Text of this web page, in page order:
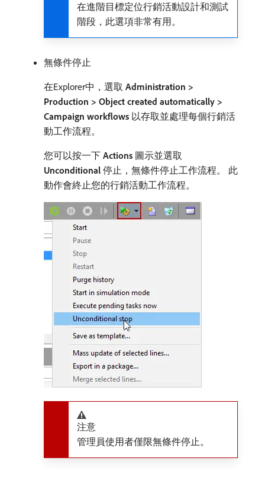
在進階目標定位行銷活動設計和測試
階段，此選項非常有用。
無條件停止
在Explorer中，選取​ Administration >
Production > Object created automatically >
Campaign workflows ​以存取並處理每個行銷活
動工作流程。
您可以按一下​ Actions ​圖示並選取​
Unconditional ​停止，無條件停止工作流程。 此
動作會終止您的行銷活動工作流程。
注意
管理員使用者僅限無條件停止。